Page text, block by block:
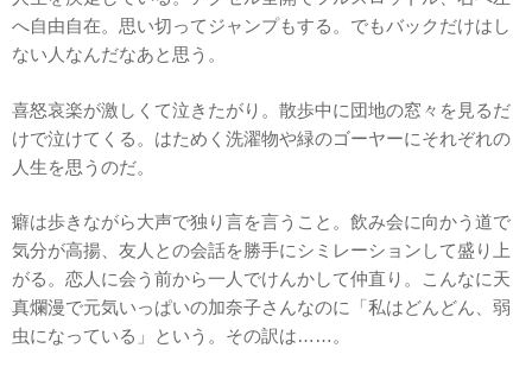
へ自由自在。思い切ってジャンプもする。でもバックだけはし
ない人なんだなあと思う。
喜怒哀楽が激しくて泣きたがり。散歩中に団地の窓々を見るだ
けで泣けてくる。はためく洗濯物や緑のゴーヤーにそれぞれの
人生を思うのだ。
癖は歩きながら大声で独り言を言うこと。飲み会に向かう道で
気分が高揚、友人との会話を勝手にシミレーションして盛り上
がる。恋人に会う前から一人でけんかして仲直り。こんなに天
真爛漫で元気いっぱいの加奈子さんなのに「私はどんどん、弱
虫になっている」という。その訳は……。